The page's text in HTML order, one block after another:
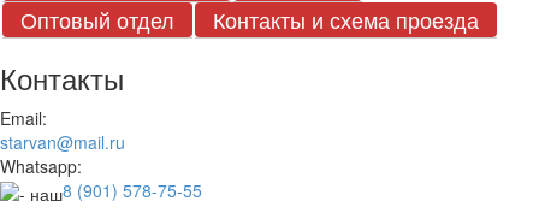
Оптовый отдел
Контакты и схема проезда
Контакты
Email:
starvan@mail.ru
Whatsapp:
8 (901) 578-75-55